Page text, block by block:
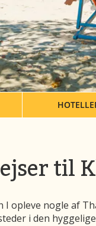
til
I opleve nogle af
i den